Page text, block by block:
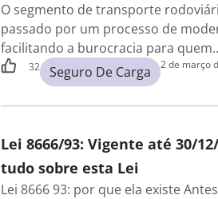
O segmento de transporte
passado por um processo de
facilitando a burocracia para
32 Seguro De Carga 2 de março
Lei 8666/93: Vigente até 30/
tudo sobre esta Lei
Lei 8666 93: por que ela existe